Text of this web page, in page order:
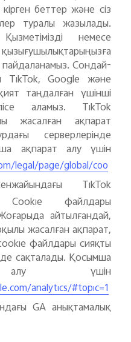
беттер және сіз
туралы жазылады.
немесе
пайдаланамыз. Сондай-
TikTok, Google және
таңдалған үшінші
аламыз.
TikTok
жасалған ақпарат
серверлерінде
ақпарат алу үшін
legal/page/global/coo
TikTok
Cookie файлдары
айтылғандай,
жасалған ақпарат,
файлдары сияқты
сақталады. Қосымша
алу үшін
analytics/#topic=1
GA анықтамалық